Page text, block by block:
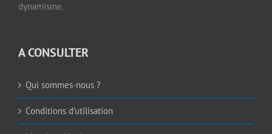
dynamisme.
A CONSULTER
Qui sommes-nous ?
Conditions d’utilisation